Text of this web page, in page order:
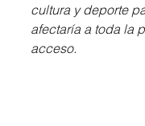
cultura y deporte
afectaría a toda la
acceso.